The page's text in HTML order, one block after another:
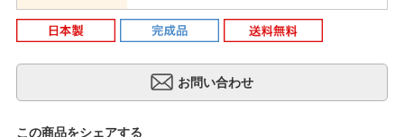
この商品をシェアする